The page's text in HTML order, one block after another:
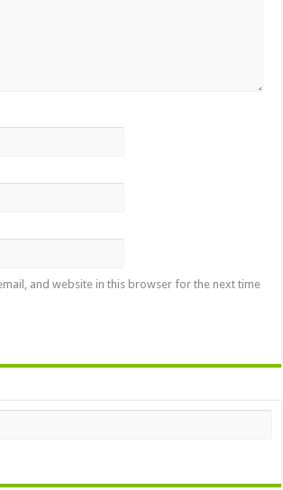
and website in this browser for the next time